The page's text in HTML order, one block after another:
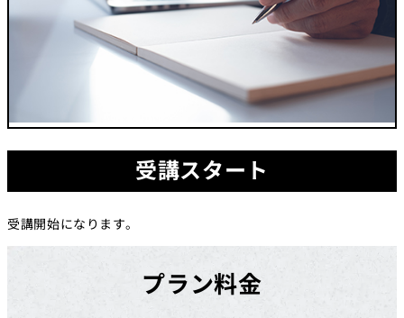
受講スタート
受講開始になります。
プラン料金